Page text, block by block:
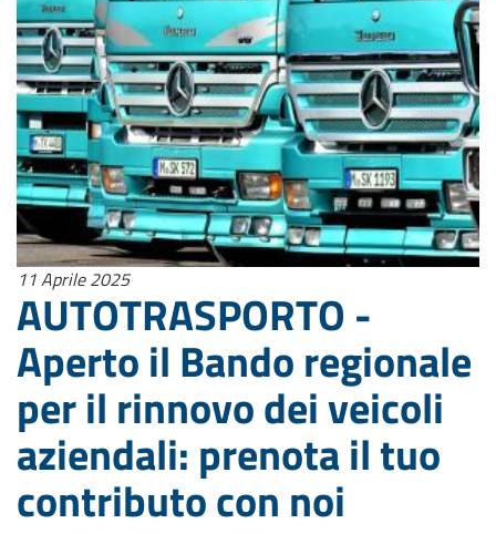
11 Aprile 2025
AUTOTRASPORTO -
Aperto il Bando regionale
per il rinnovo dei veicoli
aziendali: prenota il tuo
contributo con noi